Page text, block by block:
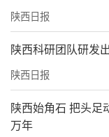
莲池村新街巷
代，随着环城
街巷道路路面
偏小年久失修
陕西日报
陕西科研团队研发
陕西日报
陕西始角石 把头足
万年